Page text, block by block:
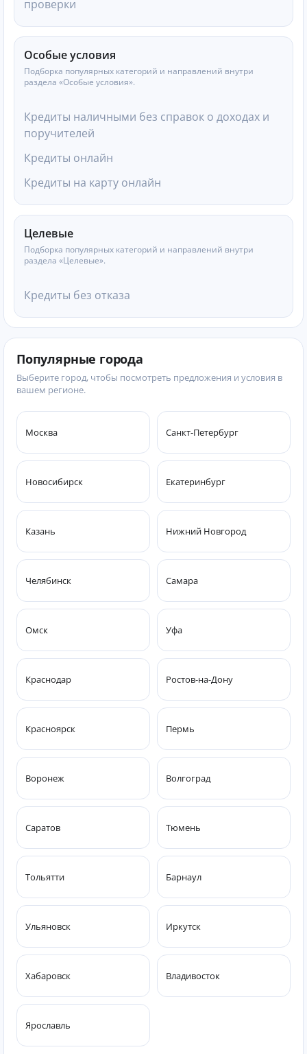
проверки
Особые условия
Подборка популярных категорий и направлений внутри
раздела «Особые условия».
Кредиты наличными без справок о доходах и
поручителей
Кредиты онлайн
Кредиты на карту онлайн
Целевые
Подборка популярных категорий и направлений внутри
раздела «Целевые».
Кредиты без отказа
Популярные города
Выберите город, чтобы посмотреть предложения и условия в
вашем регионе.
Москва Санкт-Петербург
Новосибирск Екатеринбург
Казань Нижний Новгород
Челябинск Самара
Омск Уфа
Краснодар Ростов-на-Дону
Красноярск Пермь
Воронеж Волгоград
Саратов Тюмень
Тольятти Барнаул
Ульяновск Иркутск
Хабаровск Владивосток
Ярославль